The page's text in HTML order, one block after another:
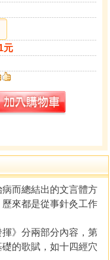
元
而總結出的文言體方
來都是從事針灸工作
》分兩部分內容，第
的歌賦，如十四經穴